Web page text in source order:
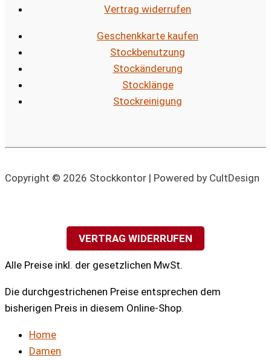
Vertrag widerrufen
Geschenkkarte kaufen
Stockbenutzung
Stockänderung
Stocklänge
Stockreinigung
Copyright © 2026 Stockkontor | Powered by CultDesign
VERTRAG WIDERRUFEN
Alle Preise inkl. der gesetzlichen MwSt.
Die durchgestrichenen Preise entsprechen dem
bisherigen Preis in diesem Online-Shop.
Home
Damen